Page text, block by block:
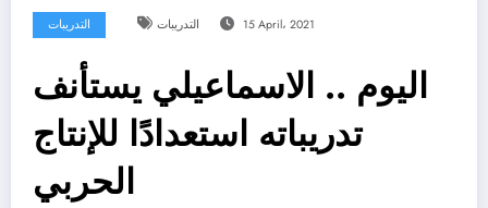
التدريبات التدريبات 15 April، 2021
اليوم .. الاسماعيلي يستأنف
تدريباته استعدادًا للإنتاج
الحربي